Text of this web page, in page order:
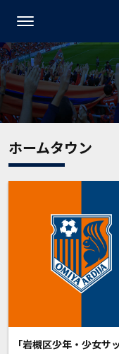
ホームタウン
「岩槻区少年・少女サ